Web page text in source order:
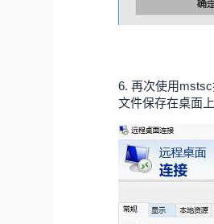
6. 再次使用mstsc
文件保存在桌面